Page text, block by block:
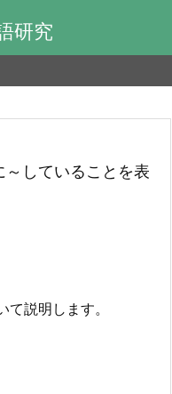
研究
していることを表
説明します。